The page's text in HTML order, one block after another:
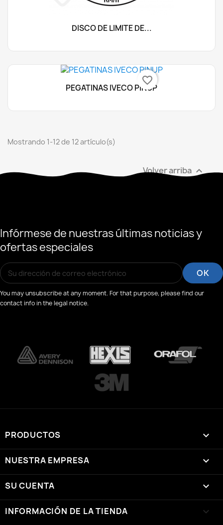
DISCO DE LÍMITE DE...
PEGATINAS IVECO PINUP
favorite_border
Mostrando 1-12 de 12 artículo(s)
Volver arriba 
Infórmese de nuestras últimas noticias y
ofertas especiales
You may unsubscribe at any moment. For that purpose, please find our
contact info in the legal notice.
PRODUCTOS 
NUESTRA EMPRESA 
SU CUENTA 
INFORMACIÓN DE LA TIENDA keyboard_arrow_down